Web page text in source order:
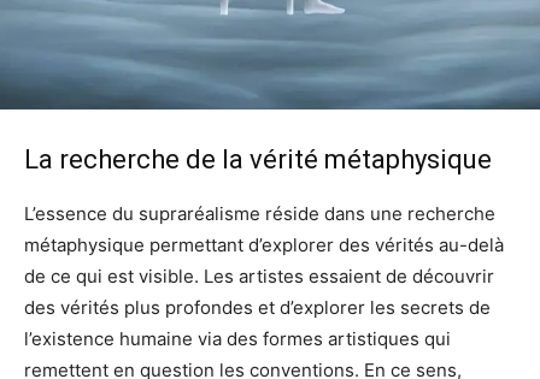
La recherche de la vérité métaphysique
L’essence du supraréalisme réside dans une recherche
métaphysique permettant d’explorer des vérités au-delà
de ce qui est visible. Les artistes essaient de découvrir
des vérités plus profondes et d’explorer les secrets de
l’existence humaine via des formes artistiques qui
remettent en question les conventions. En ce sens,